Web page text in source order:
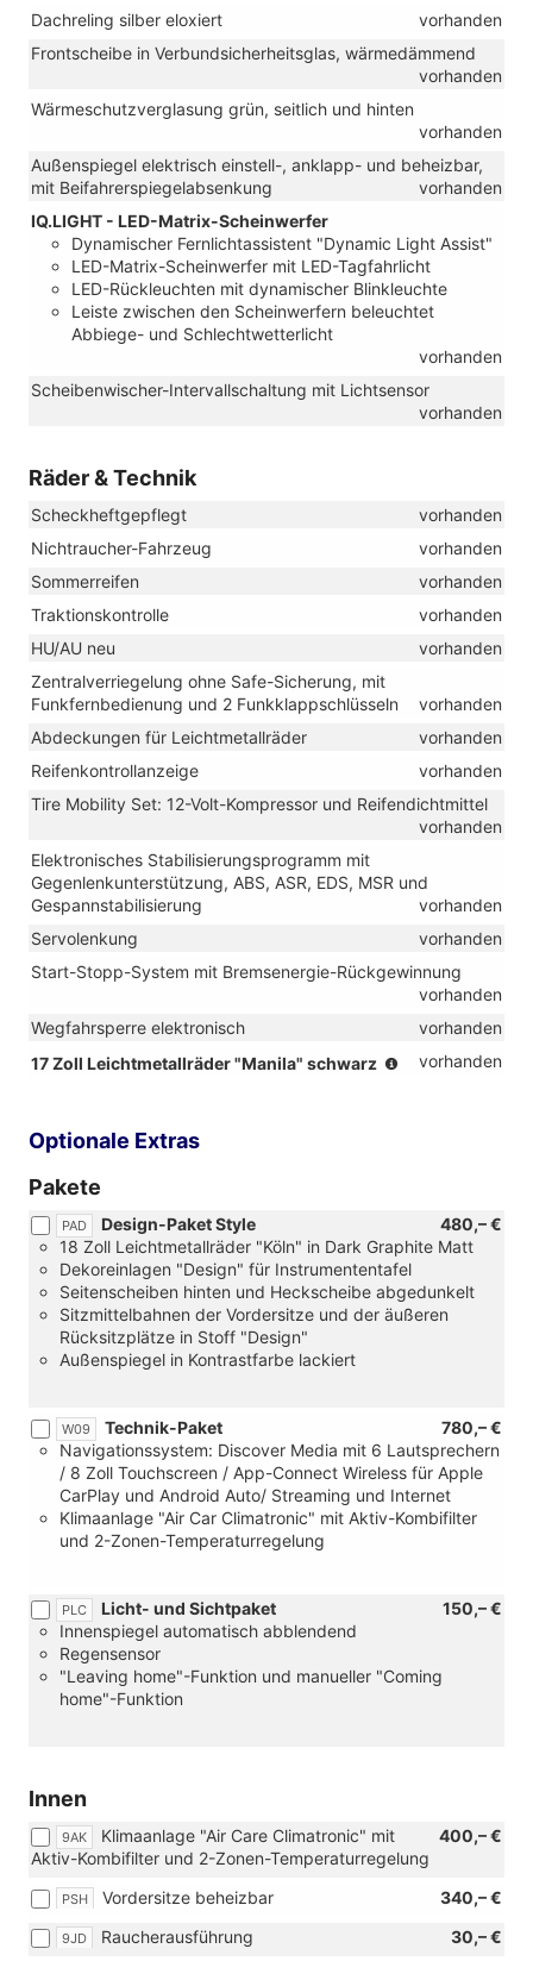
Dachreling silber eloxiert
vorhanden
Frontscheibe in Verbundsicherheitsglas, wärmedämmend
vorhanden
Wärmeschutzverglasung grün, seitlich und hinten
vorhanden
Außenspiegel elektrisch einstell-, anklapp- und beheizbar,
mit Beifahrerspiegelabsenkung
vorhanden
IQ.LIGHT - LED-Matrix-Scheinwerfer
Dynamischer Fernlichtassistent "Dynamic Light Assist"
LED-Matrix-Scheinwerfer mit LED-Tagfahrlicht
LED-Rückleuchten mit dynamischer Blinkleuchte
Leiste zwischen den Scheinwerfern beleuchtet
Abbiege- und Schlechtwetterlicht
vorhanden
Scheibenwischer-Intervallschaltung mit Lichtsensor
vorhanden
Räder & Technik
Scheckheftgepflegt
vorhanden
Nichtraucher-Fahrzeug
vorhanden
Sommerreifen
vorhanden
Traktionskontrolle
vorhanden
HU/AU neu
vorhanden
Zentralverriegelung ohne Safe-Sicherung, mit
Funkfernbedienung und 2 Funkklappschlüsseln
vorhanden
Abdeckungen für Leichtmetallräder
vorhanden
Reifenkontrollanzeige
vorhanden
Tire Mobility Set: 12-Volt-Kompressor und Reifendichtmittel
vorhanden
Elektronisches Stabilisierungsprogramm mit
Gegenlenkunterstützung, ABS, ASR, EDS, MSR und
Gespannstabilisierung
vorhanden
Servolenkung
vorhanden
Start-Stopp-System mit Bremsenergie-Rückgewinnung
vorhanden
Wegfahrsperre elektronisch
vorhanden
17 Zoll Leichtmetallräder "Manila" schwarz
(Bereifung
vorhanden
Optionale Extras
Pakete
PAD 480,– €
Design-Paket Style
18 Zoll Leichtmetallräder "Köln" in Dark Graphite Matt
Dekoreinlagen "Design" für Instrumententafel
Seitenscheiben hinten und Heckscheibe abgedunkelt
Sitzmittelbahnen der Vordersitze und der äußeren
Rücksitzplätze in Stoff "Design"
Außenspiegel in Kontrastfarbe lackiert
W09 780,– €
Technik-Paket
Navigationssystem: Discover Media mit 6 Lautsprechern
/ 8 Zoll Touchscreen / App-Connect Wireless für Apple
CarPlay und Android Auto/ Streaming und Internet
Klimaanlage "Air Car Climatronic" mit Aktiv-Kombifilter
und 2-Zonen-Temperaturregelung
PLC 150,– €
Licht- und Sichtpaket
Innenspiegel automatisch abblendend
Regensensor
"Leaving home"-Funktion und manueller "Coming
home"-Funktion
Innen
9AK 400,– €
Klimaanlage "Air Care Climatronic" mit
Aktiv-Kombifilter und 2-Zonen-Temperaturregelung
PSH 340,– €
Vordersitze beheizbar
9JD 30,– €
Raucherausführung